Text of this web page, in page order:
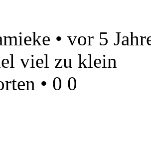
• vor 5
viel zu klein
• 0 0